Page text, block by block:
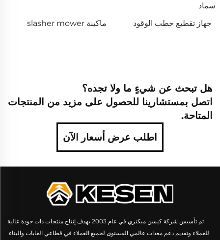
سماد
جهاز تقطيع حطب الوقود ماكينة slasher mower
هل تبحث عن شيءٍ ما ولا تجده؟
اتصل بمستشارينا للحصول على مزيد من المنتجات
المتاحة.
اطلب عرض أسعار الآن
تم تأسيس شركة كيسن ميكنري في عام 2003 بهدف إنتاج منتجات ذات جودة عالية
للعملاء وتقديم دعم معدات عالمي المستوى لجميع العملاء في قطاعي الغابات والبناء.